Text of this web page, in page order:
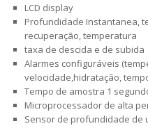
LCD display
Profundidade Instantanea,
recuperação, temperatura
taxa de descida e de subida
Alarmes configuráveis
velocidade,hidratação,
Tempo de amostra 1
Microprocessador de alta
Sensor de profundidade de